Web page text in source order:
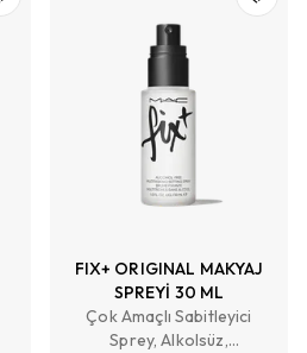
FIX+ ORIGINAL MAKYAJ
SPREYİ 30 ML
Çok Amaçlı Sabitleyici
Sprey, Alkolsüz,